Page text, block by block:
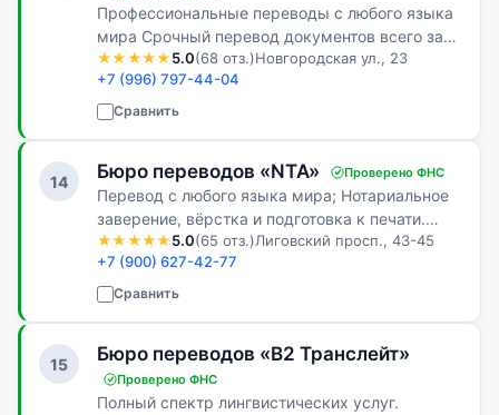
Профессиональные переводы с любого языка
мира Срочный перевод документов всего за
60 минут! А также нотариальное заверение,
апостиль и другие услуги — всё в одном
месте, без лишних хлопот.
★★★★★5.0(68 отз.)Новгородская ул., 23
+7 (996) 797-44-04
Сравнить
14 Бюро переводов «NTA» Проверено ФНС
Перевод с любого языка мира; Нотариальное
заверение, вёрстка и подготовка к печати.
Недорогие ставки на: Фармацевтический и
технический перевод. Скидка на первый заказ
для юр. компаний 15%!
★★★★★5.0(65 отз.)Лиговский просп., 43-45
+7 (900) 627-42-77
Сравнить
15 Бюро переводов «В2 Транслейт»
Проверено ФНС
Полный спектр лингвистических услуг.